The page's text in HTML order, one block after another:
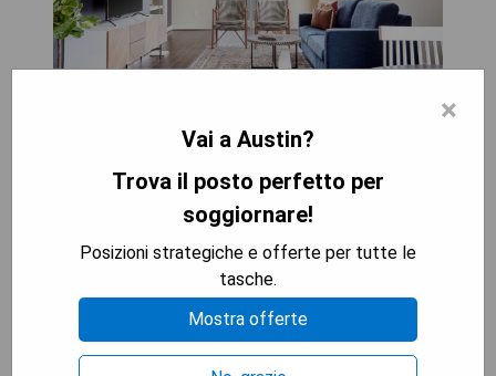
- Posizione centrale nel cuore di Austin
- Appartamenti spaziosi e ben arredati
- Servizio clienti professionale e disponibile
- Accesso a strutture e servizi dell'edificio
Svantaggi:
- Possibili rumori provenienti dalla vita notturna
circostante
×
Vai a Austin?
Trova il posto perfetto per
soggiornare!
Posizioni strategiche e offerte per tutte le
tasche.
Mostra offerte